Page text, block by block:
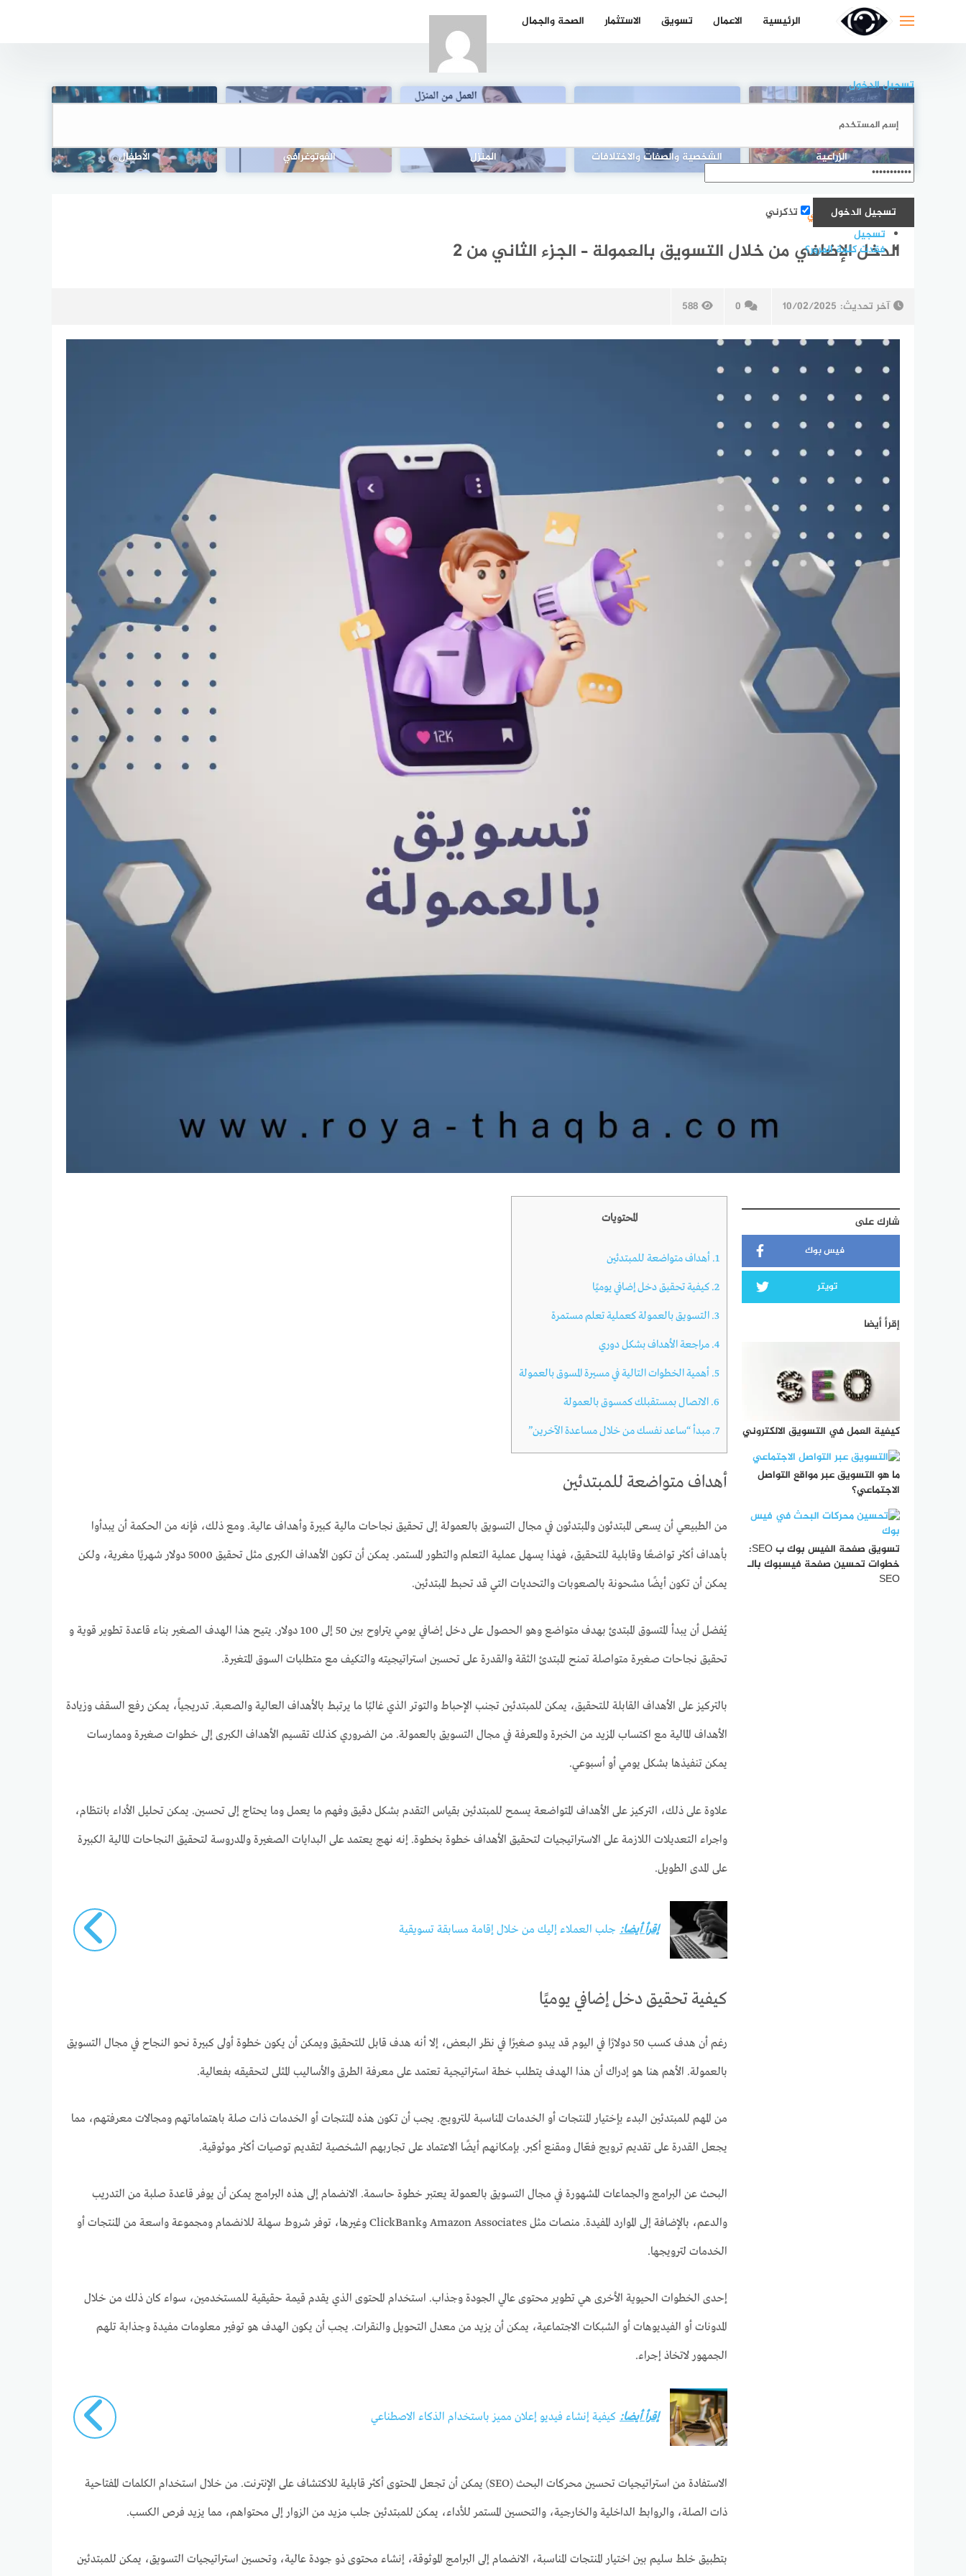
الرئيسية الاعمال تسويق الاستثمار الصحة والجمال
تسجيل الدخول
تذكرني
تسجيل
فقدت كلمة المرور؟
الزراعية
الشخصية والصفات والاختلافات
المنزل
الفوتوغرافي
الأطفال
تسويق الالكتروني
الدخل الإضافي من خلال التسويق بالعمولة – الجزء الثاني من 2
آخر تحديث: 10/02/2025
0
588
شارك على
فيس بوك
تويتر
إقرأ أيضا
كيفية العمل في التسويق الالكتروني
ما هو التسويق عبر مواقع التواصل
الاجتماعي؟
تسويق صفحة الفيس بوك ب SEO:
خطوات تحسين صفحة فيسبوك بالـ
SEO
المحتويات
1. أهداف متواضعة للمبتدئين
2. كيفية تحقيق دخل إضافي يوميًا
3. التسويق بالعمولة كعملية تعلم مستمرة
4. مراجعة الأهداف بشكل دوري
5. أهمية الخطوات التالية في مسيرة المسوق بالعمولة
6. الاتصال بمستقبلك كمسوق بالعمولة
7. مبدأ “ساعد نفسك من خلال مساعدة الآخرين”
أهداف متواضعة للمبتدئين
من الطبيعي أن يسعى المبتدئون والمبتدئون في مجال التسويق بالعمولة إلى تحقيق نجاحات مالية كبيرة وأهداف عالية. ومع ذلك، فإنه من الحكمة أن يبدأوا
بأهداف أكثر تواضعًا وقابلية للتحقيق، فهذا يسهل عملية التعلم والتطور المستمر. يمكن أن تكون الأهداف الكبرى مثل تحقيق 5000 دولار شهريًا مغرية، ولكن
يمكن أن تكون أيضًا مشحونة بالصعوبات والتحديات التي قد تحبط المبتدئين.
يُفضل أن يبدأ المتسوق المبتدئ بهدف متواضع وهو الحصول على دخل إضافي يومي يتراوح بين 50 إلى 100 دولار. يتيح هذا الهدف الصغير بناء قاعدة تطوير قوية و
تحقيق نجاحات صغيرة متواصلة تمنح المبتدئ الثقة والقدرة على تحسين استراتيجيته والتكيف مع متطلبات السوق المتغيرة.
بالتركيز على الأهداف القابلة للتحقيق، يمكن للمبتدئين تجنب الإحباط والتوتر الذي غالبًا ما يرتبط بالأهداف العالية والصعبة. تدريجياً، يمكن رفع السقف وزيادة
الأهداف المالية مع اكتساب المزيد من الخبرة والمعرفة في مجال التسويق بالعمولة. من الضروري كذلك تقسيم الأهداف الكبرى إلى خطوات صغيرة وممارسات
يمكن تنفيذها بشكل يومي أو أسبوعي.
علاوة على ذلك، التركيز على الأهداف المتواضعة يسمح للمبتدئين بقياس التقدم بشكل دقيق وفهم ما يعمل وما يحتاج إلى تحسين. يمكن تحليل الأداء بانتظام،
واجراء التعديلات اللازمة على الاستراتيجيات لتحقيق الأهداف خطوة بخطوة. إنه نهج يعتمد على البدايات الصغيرة والمدروسة لتحقيق النجاحات المالية الكبيرة
على المدى الطويل.
إقرأ أيضا: جلب العملاء إليك من خلال إقامة مسابقة تسويقية
كيفية تحقيق دخل إضافي يوميًا
رغم أن هدف كسب 50 دولارًا في اليوم قد يبدو صغيرًا في نظر البعض، إلا أنه هدف قابل للتحقيق ويمكن أن يكون خطوة أولى كبيرة نحو النجاح في مجال التسويق
بالعمولة. الأهم هنا هو إدراك أن هذا الهدف يتطلب خطة استراتيجية تعتمد على معرفة الطرق والأساليب المثلى لتحقيقه بفعالية.
من المهم للمبتدئين البدء بإختيار المنتجات أو الخدمات المناسبة للترويج. يجب أن تكون هذه المنتجات أو الخدمات ذات صلة باهتماماتهم ومجالات معرفتهم، مما
يجعل القدرة على تقديم ترويج فعّال ومقنع أكبر. بإمكانهم أيضًا الاعتماد على تجاربهم الشخصية لتقديم توصيات أكثر موثوقية.
البحث عن البرامج والجماعات المشهورة في مجال التسويق بالعمولة يعتبر خطوة حاسمة. الانضمام إلى هذه البرامج يمكن أن يوفر قاعدة صلبة من التدريب
والدعم، بالإضافة إلى الموارد المفيدة. منصات مثل Amazon Associates وClickBank وغيرها، توفر شروط سهلة للانضمام ومجموعة واسعة من المنتجات أو
الخدمات لترويجها.
إحدى الخطوات الحيوية الأخرى هي تطوير محتوى عالي الجودة وجذاب. استخدام المحتوى الذي يقدم قيمة حقيقية للمستخدمين، سواء كان ذلك من خلال
المدونات أو الفيديوهات أو الشبكات الاجتماعية، يمكن أن يزيد من معدل التحويل والنقرات. يجب أن يكون الهدف هو توفير معلومات مفيدة وجذابة تلهم
الجمهور لاتخاذ إجراء.
إقرأ أيضا: كيفية إنشاء فيديو إعلان مميز باستخدام الذكاء الاصطناعي
الاستفادة من استراتيجيات تحسين محركات البحث (SEO) يمكن أن تجعل المحتوى أكثر قابلية للاكتشاف على الإنترنت. من خلال استخدام الكلمات المفتاحية
ذات الصلة، والروابط الداخلية والخارجية، والتحسين المستمر للأداء، يمكن للمبتدئين جلب مزيد من الزوار إلى محتواهم، مما يزيد فرص الكسب.
بتطبيق خلط سليم بين اختيار المنتجات المناسبة، الانضمام إلى البرامج الموثوقة، إنشاء محتوى ذو جودة عالية، وتحسين استراتيجيات التسويق، يمكن للمبتدئين